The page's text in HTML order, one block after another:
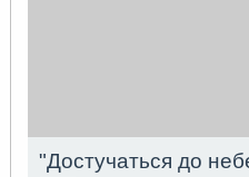
"Достучаться до